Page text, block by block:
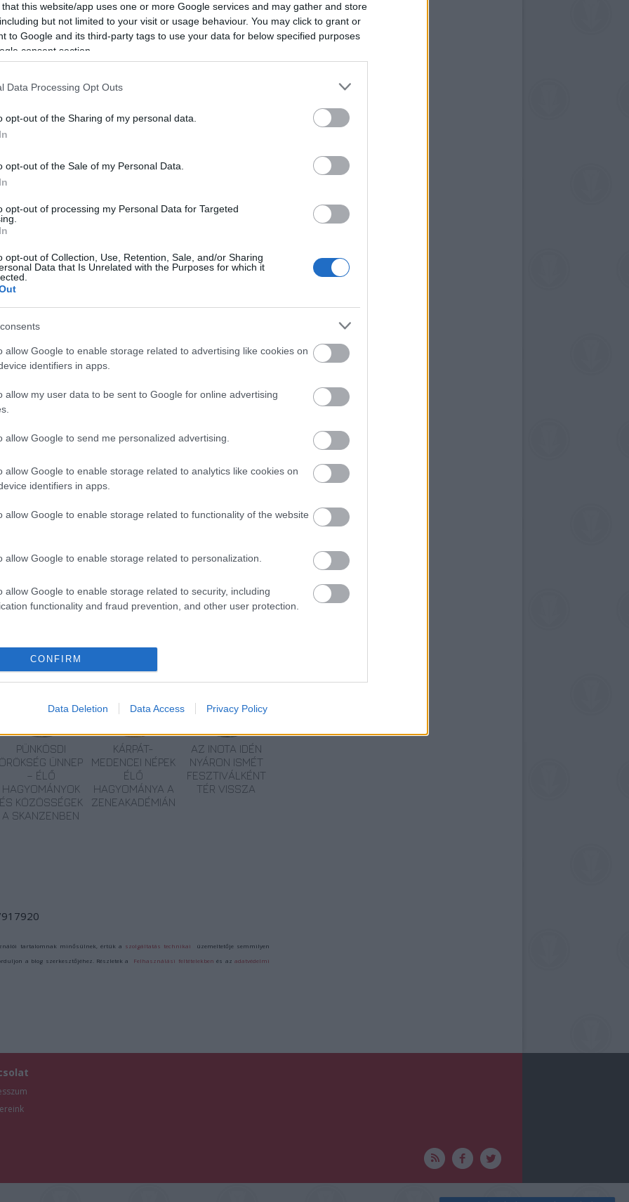
that this website/app uses one or more Google services and may gather and store
but not limited to your visit or usage behaviour. You may click to grant or
to Google and its third-party tags to use your data for below specified purposes
consent section.
Data Processing Opt Outs
opt-out of the Sharing of my personal data.
opt-out of the Sale of my Personal Data.
opt-out of processing my Personal Data for Targeted
opt-out of Collection, Use, Retention, Sale, and/or Sharing
Data that Is Unrelated with the Purposes for which it
allow Google to enable storage related to advertising like cookies on
identifiers in apps.
allow my user data to be sent to Google for online advertising
allow Google to send me personalized advertising.
allow Google to enable storage related to analytics like cookies on
identifiers in apps.
allow Google to enable storage related to functionality of the website
allow Google to enable storage related to personalization.
allow Google to enable storage related to security, including
functionality and fraud prevention, and other user protection.
CONFIRM
Data Deletion Data Access Privacy Policy
fotó: hirado.hu
fejében családja félmillió rubel (mintegy 3,5
óvadékot tett volna le, emellett több mint
vállalt érte kezességet. A
Dmitricsenkót a bíróságnak írt
Nagyszínház háromszáz művésze fordult nyílt
azt írták, hogy szerintük Pavel Dmitricsenko
be a felbujtó szerepét.
most azért kellett volna szabadon engedni, mert
edze magát. A fogva tartás ugyanis nagyon
Rosszija 24 televízió bíróságon készült felvételei
a férfi jó kondícióban van. Anatolij
korábban ígéretet tett arra, hogy
a társulat tagja maradhat.
hosszabbították meg Dmitricsenko
én a támadás elkövetésével és az abban való
vettek őrizetbe. A moszkvai rendőrség
befejeződött, és azért kell Dmitricsenkót
várják az igazságügyi orvosszakértői
művészeti igazgatóját január 17-én egy
fröcskölte le lakása előtt. A 42 éves egykor
sérüléseket szenvedett arcán, és a látása is
németországi klinikán kezelik, mert a januári
súlyosan megsérült. Orvosai egyelőre nem
Oroszországba. A Bolsoj művészeti
szeretnének elvégezni a szemén.
PÜNKÖSDI
ÖRÖKSÉG ÜNNEP
– ÉLŐ
HAGYOMÁNYOK
ÉS KÖZÖSSÉGEK
A SKANZENBEN
KÁRPÁT-
MEDENCEI NÉPEK
ÉLŐ
HAGYOMÁNYA A
ZENEAKADÉMIÁN
AZ INOTA IDÉN
NYÁRON ISMÉT
FESZTIVÁLKÉNT
TÉR VISSZA
tartalomnak minősülnek, értük a szolgáltatás technikai üzemeltetője semmilyen
a blog szerkesztőjéhez. Részletek a Felhasználási feltételekben és azadatvédelmi